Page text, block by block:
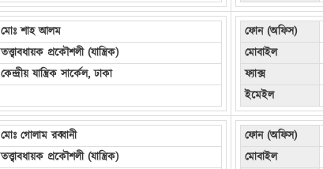
মোঃ শাহ আলম
তত্ত্বাবধায়ক প্রকৌশলী (যান্ত্রিক)
কেন্দ্রীয় যান্ত্রিক সার্কেল, ঢাকা
ফোন (অফিস)
মোবাইল
ফ্যাক্স
ইমেইল
মোঃ গোলাম রব্বানী
তত্ত্বাবধায়ক প্রকৌশলী (যান্ত্রিক)
ফোন (অফিস)
মোবাইল